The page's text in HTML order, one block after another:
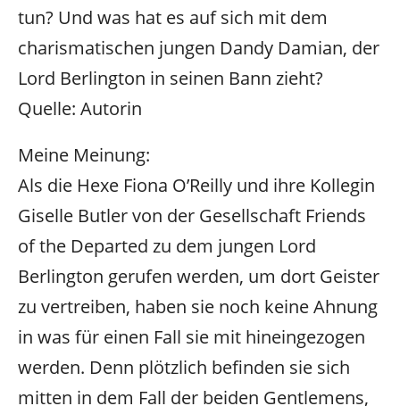
tun? Und was hat es auf sich mit dem
charismatischen jungen Dandy Damian, der
Lord Berlington in seinen Bann zieht?
Quelle: Autorin
Meine Meinung:
Als die Hexe Fiona O’Reilly und ihre Kollegin
Giselle Butler von der Gesellschaft Friends
of the Departed zu dem jungen Lord
Berlington gerufen werden, um dort Geister
zu vertreiben, haben sie noch keine Ahnung
in was für einen Fall sie mit hineingezogen
werden. Denn plötzlich befinden sie sich
mitten in dem Fall der beiden Gentlemens,